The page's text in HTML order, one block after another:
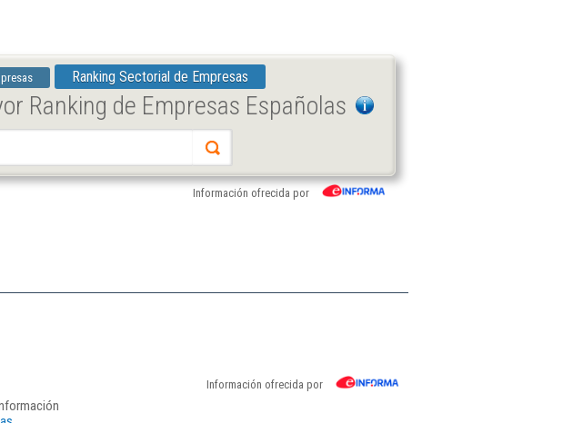
Ranking Sectorial de Empresas
Ranking de Empresas Españolas
Información ofrecida por
Información ofrecida por